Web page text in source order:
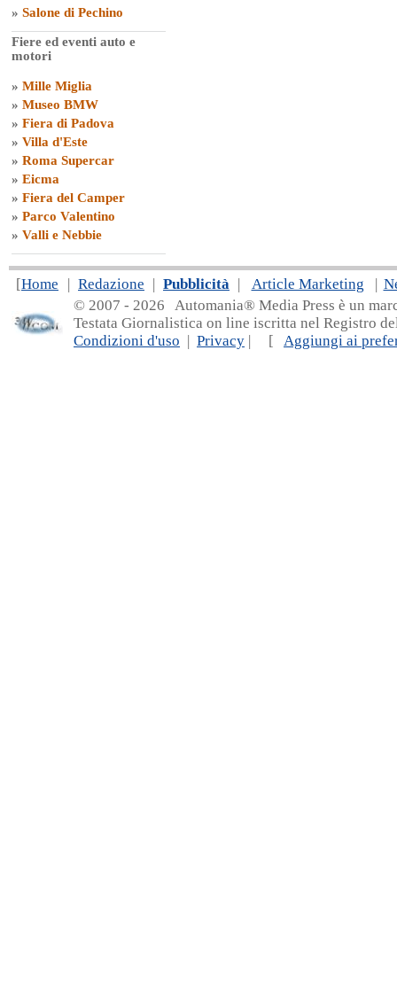
» Salone di Pechino
Fiere ed eventi auto e
motori
» Mille Miglia
» Museo BMW
» Fiera di Padova
» Villa d'Este
» Roma Supercar
» Eicma
» Fiera del Camper
» Parco Valentino
» Valli e Nebbie
[Home | Redazione | Pubblicità | Article Marketing |
© 2007 - 2026 Automania® Media Press è un
Testata Giornalistica on line iscritta nel Registro
Condizioni d'uso | Privacy | [ Aggiungi ai